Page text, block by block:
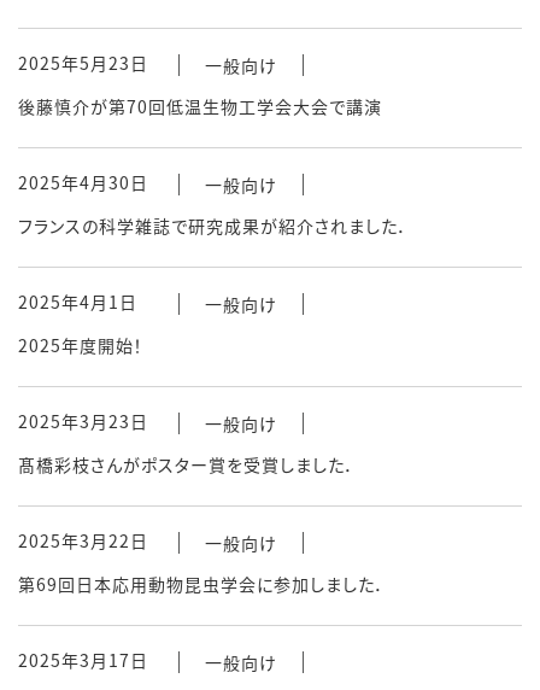
2025年5月23日
一般向け
後藤慎介が第70回低温生物工学会大会で講演
2025年4月30日
一般向け
フランスの科学雑誌で研究成果が紹介されました．
2025年4月1日
一般向け
2025年度開始！
2025年3月23日
一般向け
髙橋彩枝さんがポスター賞を受賞しました．
2025年3月22日
一般向け
第69回日本応用動物昆虫学会に参加しました．
2025年3月17日
一般向け